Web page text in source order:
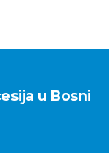
u Bosni